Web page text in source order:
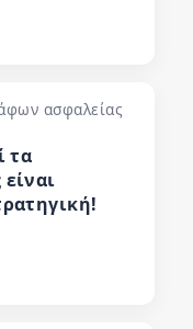
ασφαλείας
τα